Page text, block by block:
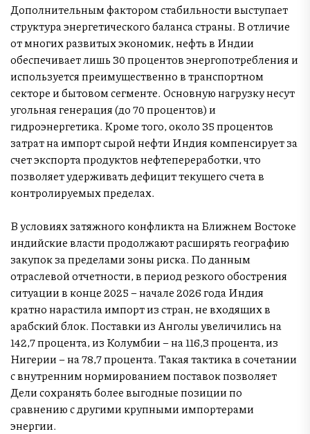
Дополнительным фактором стабильности выступает
структура энергетического баланса страны. В отличие
от многих развитых экономик, нефть в Индии
обеспечивает лишь 30 процентов энергопотребления и
используется преимущественно в транспортном
секторе и бытовом сегменте. Основную нагрузку несут
угольная генерация (до 70 процентов) и
гидроэнергетика. Кроме того, около 35 процентов
затрат на импорт сырой нефти Индия компенсирует за
счет экспорта продуктов нефтепереработки, что
позволяет удерживать дефицит текущего счета в
контролируемых пределах.
В условиях затяжного конфликта на Ближнем Востоке
индийские власти продолжают расширять географию
закупок за пределами зоны риска. По данным
отраслевой отчетности, в период резкого обострения
ситуации в конце 2025 – начале 2026 года Индия
кратно нарастила импорт из стран, не входящих в
арабский блок. Поставки из Анголы увеличились на
142,7 процента, из Колумбии – на 116,3 процента, из
Нигерии – на 78,7 процента. Такая тактика в сочетании
с внутренним нормированием поставок позволяет
Дели сохранять более выгодные позиции по
сравнению с другими крупными импортерами
энергии.